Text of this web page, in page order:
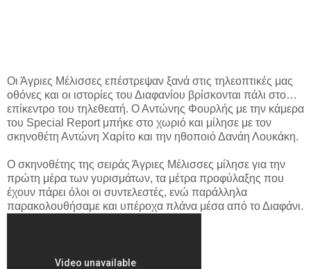
Οι Άγριες Μέλισσες επέστρεψαν ξανά στις τηλεοπτικές μας
οθόνες και οι ιστορίες του Διαφανίου βρίσκονται πάλι στο…
επίκεντρο του τηλεθεατή. Ο Αντώνης Φουρλής με την κάμερα
του Special Report μπήκε στο χωριό και μίλησε με τον
σκηνοθέτη Αντώνη Χαρίτο και την ηθοποιό Δανάη Λουκάκη.
Ο σκηνοθέτης της σειράς Άγριες Μέλισσες μίλησε για την
πρώτη μέρα των γυρισμάτων, τα μέτρα προφύλαξης που
έχουν πάρει όλοι οι συντελεστές, ενώ παράλληλα
παρακολουθήσαμε και υπέροχα πλάνα μέσα από το Διαφάνι.